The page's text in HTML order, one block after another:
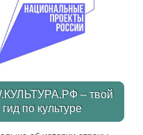
– твой
гид по культуре